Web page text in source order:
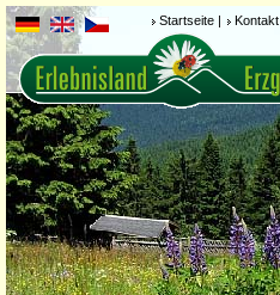
Startseite | Kontakt